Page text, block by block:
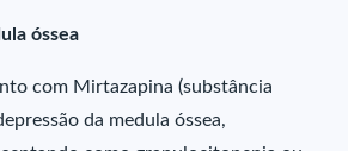
óssea
com Mirtazapina (substância
da medula óssea,